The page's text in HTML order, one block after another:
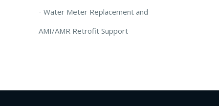
- Water Meter Replacement and
AMI/AMR Retrofit Support